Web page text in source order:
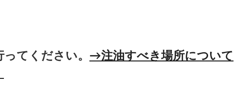
てください。 →注油すべき場所について